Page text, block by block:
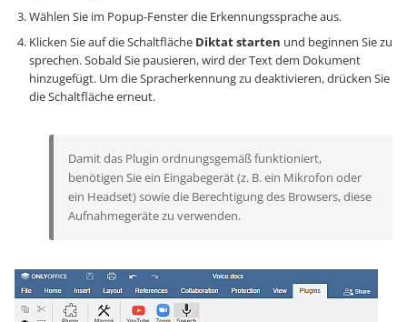
Wählen Sie im Popup-Fenster die Erkennungssprache aus.
Klicken Sie auf die Schaltfläche Diktat starten und beginnen Sie zu
sprechen. Sobald Sie pausieren, wird der Text dem Dokument
hinzugefügt. Um die Spracherkennung zu deaktivieren, drücken Sie
die Schaltfläche erneut.
Damit das Plugin ordnungsgemäß funktioniert,
benötigen Sie ein Eingabegerät (z. B. ein Mikrofon oder
ein Headset) sowie die Berechtigung des Browsers, diese
Aufnahmegeräte zu verwenden.